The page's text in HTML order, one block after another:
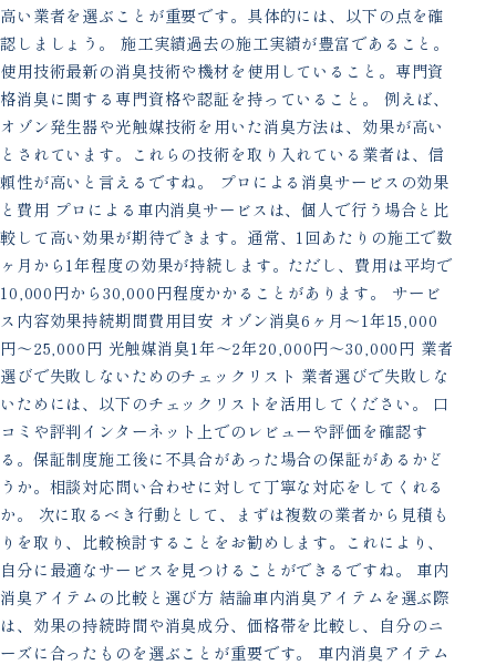
高い業者を選ぶことが重要です。具体的には、以下の点を確
認しましょう。 施工実績過去の施工実績が豊富であること。
使用技術最新の消臭技術や機材を使用していること。専門資
格消臭に関する専門資格や認証を持っていること。 例えば、
オゾン発生器や光触媒技術を用いた消臭方法は、効果が高い
とされています。これらの技術を取り入れている業者は、信
頼性が高いと言えるですね。 プロによる消臭サービスの効果
と費用 プロによる車内消臭サービスは、個人で行う場合と比
較して高い効果が期待できます。通常、1回あたりの施工で数
ヶ月から1年程度の効果が持続します。ただし、費用は平均で
10,000円から30,000円程度かかることがあります。 サービ
ス内容効果持続期間費用目安 オゾン消臭6ヶ月〜1年15,000
円〜25,000円 光触媒消臭1年〜2年20,000円〜30,000円 業者
選びで失敗しないためのチェックリスト 業者選びで失敗しな
いためには、以下のチェックリストを活用してください。 口
コミや評判インターネット上でのレビューや評価を確認す
る。保証制度施工後に不具合があった場合の保証があるかど
うか。相談対応問い合わせに対して丁寧な対応をしてくれる
か。 次に取るべき行動として、まずは複数の業者から見積も
りを取り、比較検討することをお勧めします。これにより、
自分に最適なサービスを見つけることができるですね。 車内
消臭アイテムの比較と選び方 結論車内消臭アイテムを選ぶ際
は、効果の持続時間や消臭成分、価格帯を比較し、自分のニ
ーズに合ったものを選ぶことが重要です。 車内消臭アイテム